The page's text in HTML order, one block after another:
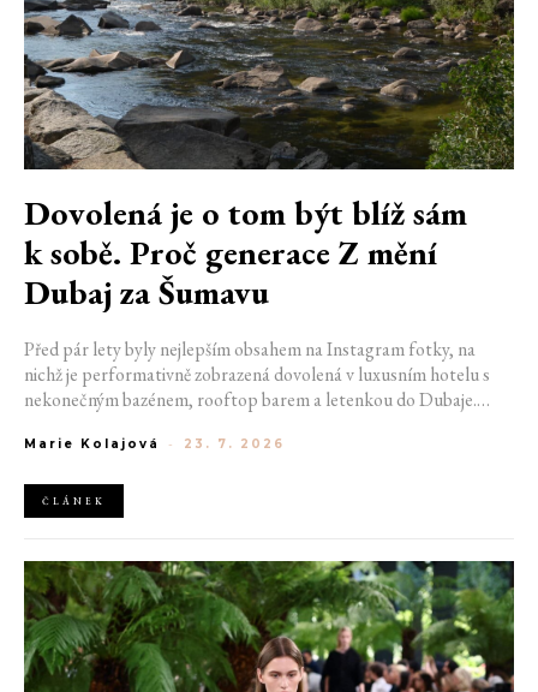
Dovolená je o tom být blíž sám
k sobě. Proč generace Z mění
Dubaj za Šumavu
Před pár lety byly nejlepším obsahem na Instagram fotky, na
nichž je performativně zobrazená dovolená v luxusním hotelu s
nekonečným bazénem, rooftop barem a letenkou do Dubaje.
horách. Ranní koupání v lomu. Výlet vlakem na Šumavu.
Marie Kolajová - 23. 7. 2026
ČLÁNEK